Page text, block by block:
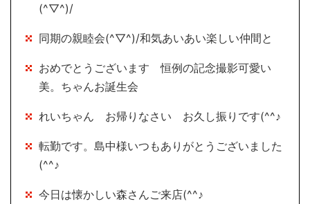
(^▽^)/
同期の親睦会(^▽^)/和気あいあい楽しい仲間と
おめでとうございます 恒例の記念撮影可愛い
美。ちゃんお誕生会
れいちゃん お帰りなさい お久し振りです(^^♪
転勤です。島中様いつもありがとうございました
(^^♪
今日は懐かしい森さんご来店(^^♪